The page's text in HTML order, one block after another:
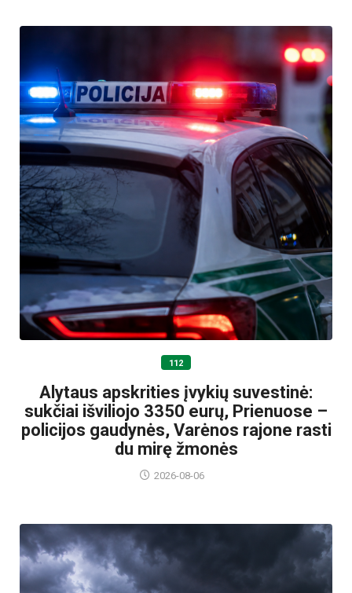
112
Alytaus apskrities įvykių suvestinė:
sukčiai išviliojo 3350 eurų, Prienuose –
policijos gaudynės, Varėnos rajone rasti
du mirę žmonės
2026-08-06